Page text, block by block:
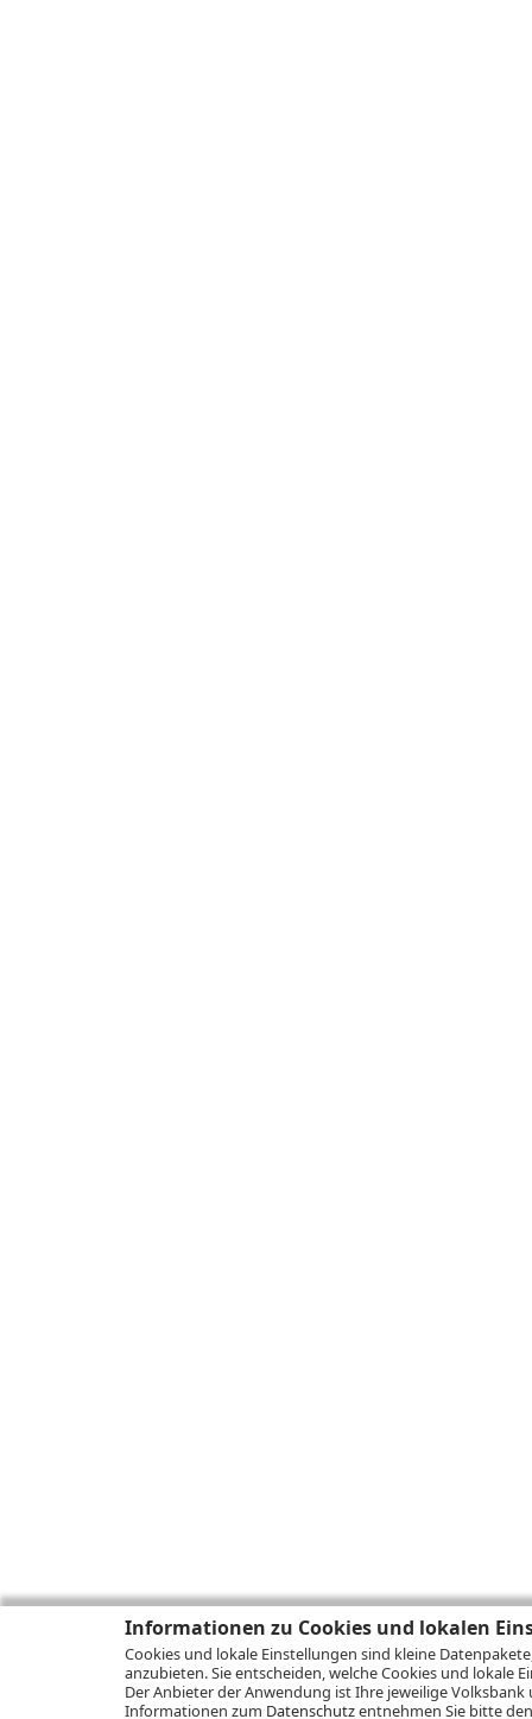
Informationen zu Cookies und lokalen
Cookies und lokale Einstellungen sind kleine
anzubieten. Sie entscheiden, welche Cookies und lokale
Der Anbieter der Anwendung ist Ihre jeweilige Volksbank
Informationen zum Datenschutzentnehmen Sie bitte